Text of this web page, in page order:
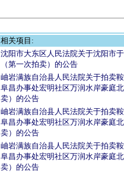
相关项目:
沈阳市大东区人民法院关于沈阳市
（第一次拍卖）的公告
岫岩满族自治县人民法院关于拍卖
阜昌办事处宏明社区万润水岸豪庭
卖）的公告
岫岩满族自治县人民法院关于拍卖
阜昌办事处宏明社区万润水岸豪庭
卖）的公告
岫岩满族自治县人民法院关于拍卖
阜昌办事处宏明社区万润水岸豪庭
卖）的公告